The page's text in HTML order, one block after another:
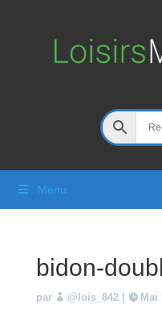
Menu
bidon-
par @lois_842| Mai